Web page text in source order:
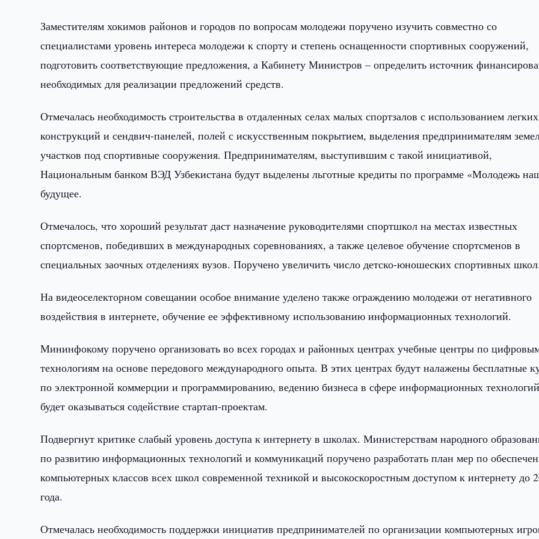
Заместителям хокимов районов и городов по вопросам молодежи поручено изучить совместно со
специалистами уровень интереса молодежи к спорту и степень оснащенности спортивных сооружений,
подготовить соответствующие предложения, а Кабинету Министров – определить источник
необходимых для реализации предложений средств.
Отмечалась необходимость строительства в отдаленных селах малых спортзалов с использованием легких
конструкций и сендвич-панелей, полей с искусственным покрытием, выделения предпринимателям
участков под спортивные сооружения. Предпринимателям, выступившим с такой инициативой,
Национальным банком ВЭД Узбекистана будут выделены льготные кредиты по программе «Молодежь
будущее.
Отмечалось, что хороший результат даст назначение руководителями спортшкол на местах известных
спортсменов, победивших в международных соревнованиях, а также целевое обучение спортсменов в
специальных заочных отделениях вузов. Поручено увеличить число детско-юношеских спортивных школ.
На видеоселекторном совещании особое внимание уделено также ограждению молодежи от негативного
воздействия в интернете, обучение ее эффективному использованию информационных технологий.
Мининфокому поручено организовать во всех городах и районных центрах учебные центры по
технологиям на основе передового международного опыта. В этих центрах будут налажены бесплатные
по электронной коммерции и программированию, ведению бизнеса в сфере информационных
будет оказываться содействие стартап-проектам.
Подвергнут критике слабый уровень доступа к интернету в школах. Министерствам народного
по развитию информационных технологий и коммуникаций поручено разработать план мер по
компьютерных классов всех школ современной техникой и высокоскоростным доступом к интернету до
года.
Отмечалась необходимость поддержки инициатив предпринимателей по организации компьютерных